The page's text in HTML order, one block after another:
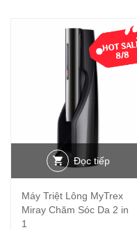
Đọc tiếp
Máy Triệt Lông MyTrex
Miray Chăm Sóc Da 2 in
1